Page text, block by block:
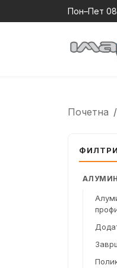
Пон–Пет
Почетна